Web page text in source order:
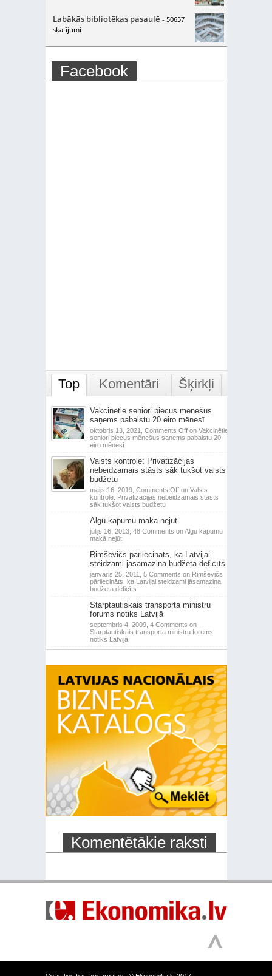
Labākās bibliotēkas pasaulē - 50657
skatījumi
Facebook
Top Komentāri Šķirkļi
Vakcinētie seniori piecus mēnešus
saņems pabalstu 20 eiro mēnesī
oktobris 13, 2021, Comments Offon Vakcinētie
seniori piecus mēnešus saņems pabalstu 20
eiro mēnesī
Valsts kontrole: Privatizācijas
nebeidzamais stāsts sāk tukšot valsts
budžetu
maijs 16, 2019, Comments Offon Valsts
kontrole: Privatizācijas nebeidzamais stāsts
sāk tukšot valsts budžetu
Algu kāpumu makā nejūt
jūlijs 16, 2013, 48 Comments on Algu kāpumu
makā nejūt
Rimšēvičs pārliecināts, ka Latvijai
steidzami jāsamazina budžeta deficīts
janvāris 25, 2011, 5 Comments on Rimšēvičs
pārliecināts, ka Latvijai steidzami jāsamazina
budžeta deficīts
Starptautiskais transporta ministru
forums notiks Latvijā
septembris 4, 2009, 4 Comments on
Starptautiskais transporta ministru forums
notiks Latvijā
Komentētākie raksti